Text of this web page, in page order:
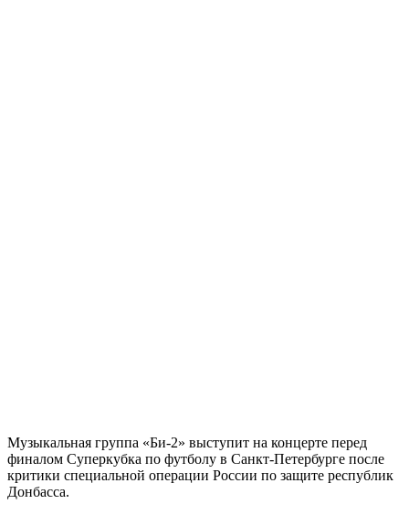
Музыкальная группа «Би-2» выступит на концерте перед
финалом Суперкубка по футболу в Санкт-Петербурге после
критики специальной операции России по защите республик
Донбасса.